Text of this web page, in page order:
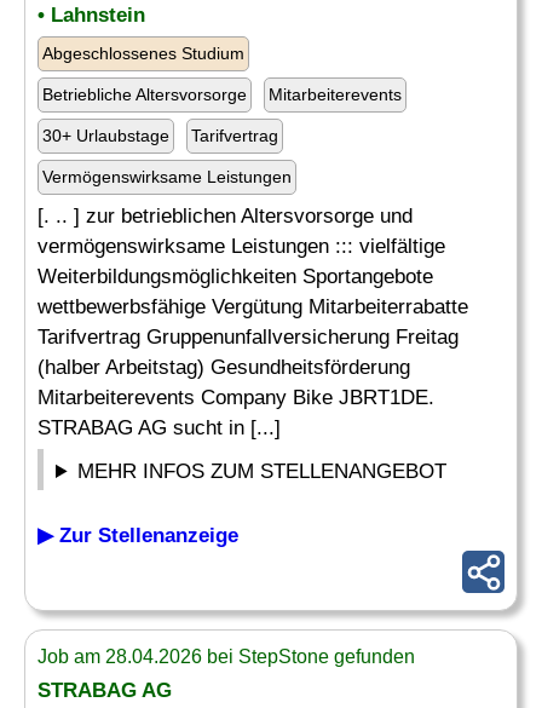
• Lahnstein
Abgeschlossenes Studium
Betriebliche Altersvorsorge Mitarbeiterevents
30+ Urlaubstage Tarifvertrag
Vermögenswirksame Leistungen
[. .. ] zur betrieblichen Altersvorsorge und
vermögenswirksame Leistungen ::: vielfältige
Weiterbildungsmöglichkeiten Sportangebote
wettbewerbsfähige Vergütung Mitarbeiterrabatte
Tarifvertrag Gruppenunfallversicherung Freitag
(halber Arbeitstag) Gesundheitsförderung
Mitarbeiterevents Company Bike JBRT1DE.
STRABAG AG sucht in [...]
MEHR INFOS ZUM STELLENANGEBOT
▶ Zur Stellenanzeige
Job am 28.04.2026 bei StepStone gefunden
STRABAG AG